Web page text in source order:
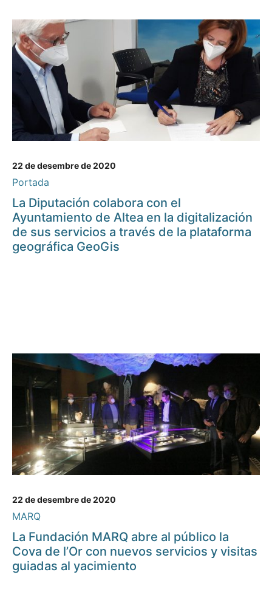
22 de desembre de 2020
Portada
La Diputación colabora con el
Ayuntamiento de Altea en la digitalización
de sus servicios a través de la plataforma
geográfica GeoGis
22 de desembre de 2020
MARQ
La Fundación MARQ abre al público la
Cova de l’Or con nuevos servicios y visitas
guiadas al yacimiento